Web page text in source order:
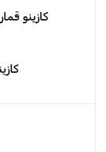
كازينو